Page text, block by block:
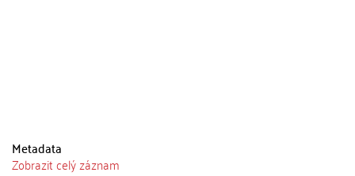
Metadata
Zobrazit celý záznam